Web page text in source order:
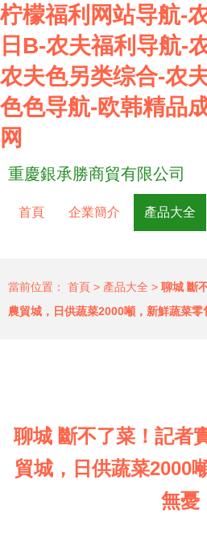
柠檬福利网站导航-
日B-农夫福利导航-
农夫色另类综合-农
色色导航-欧韩精品
网
重慶銀承勝商貿有限公司
首頁 企業簡介 產品大全
當前位置： 首頁 > 產品大全 > 聊城 斷
農貿城，日供蔬菜2000噸，新鮮蔬菜零
聊城 斷不了菜！記者
貿城，日供蔬菜2000
無憂